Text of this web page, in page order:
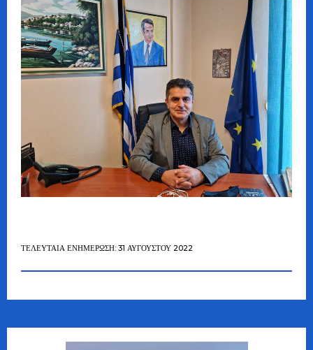
ΤΕΛΕΥΤΑΊΑ ΕΝΗΜΈΡΩΣΗ: 31 ΑΥΓΟΎΣΤΟΥ 2022